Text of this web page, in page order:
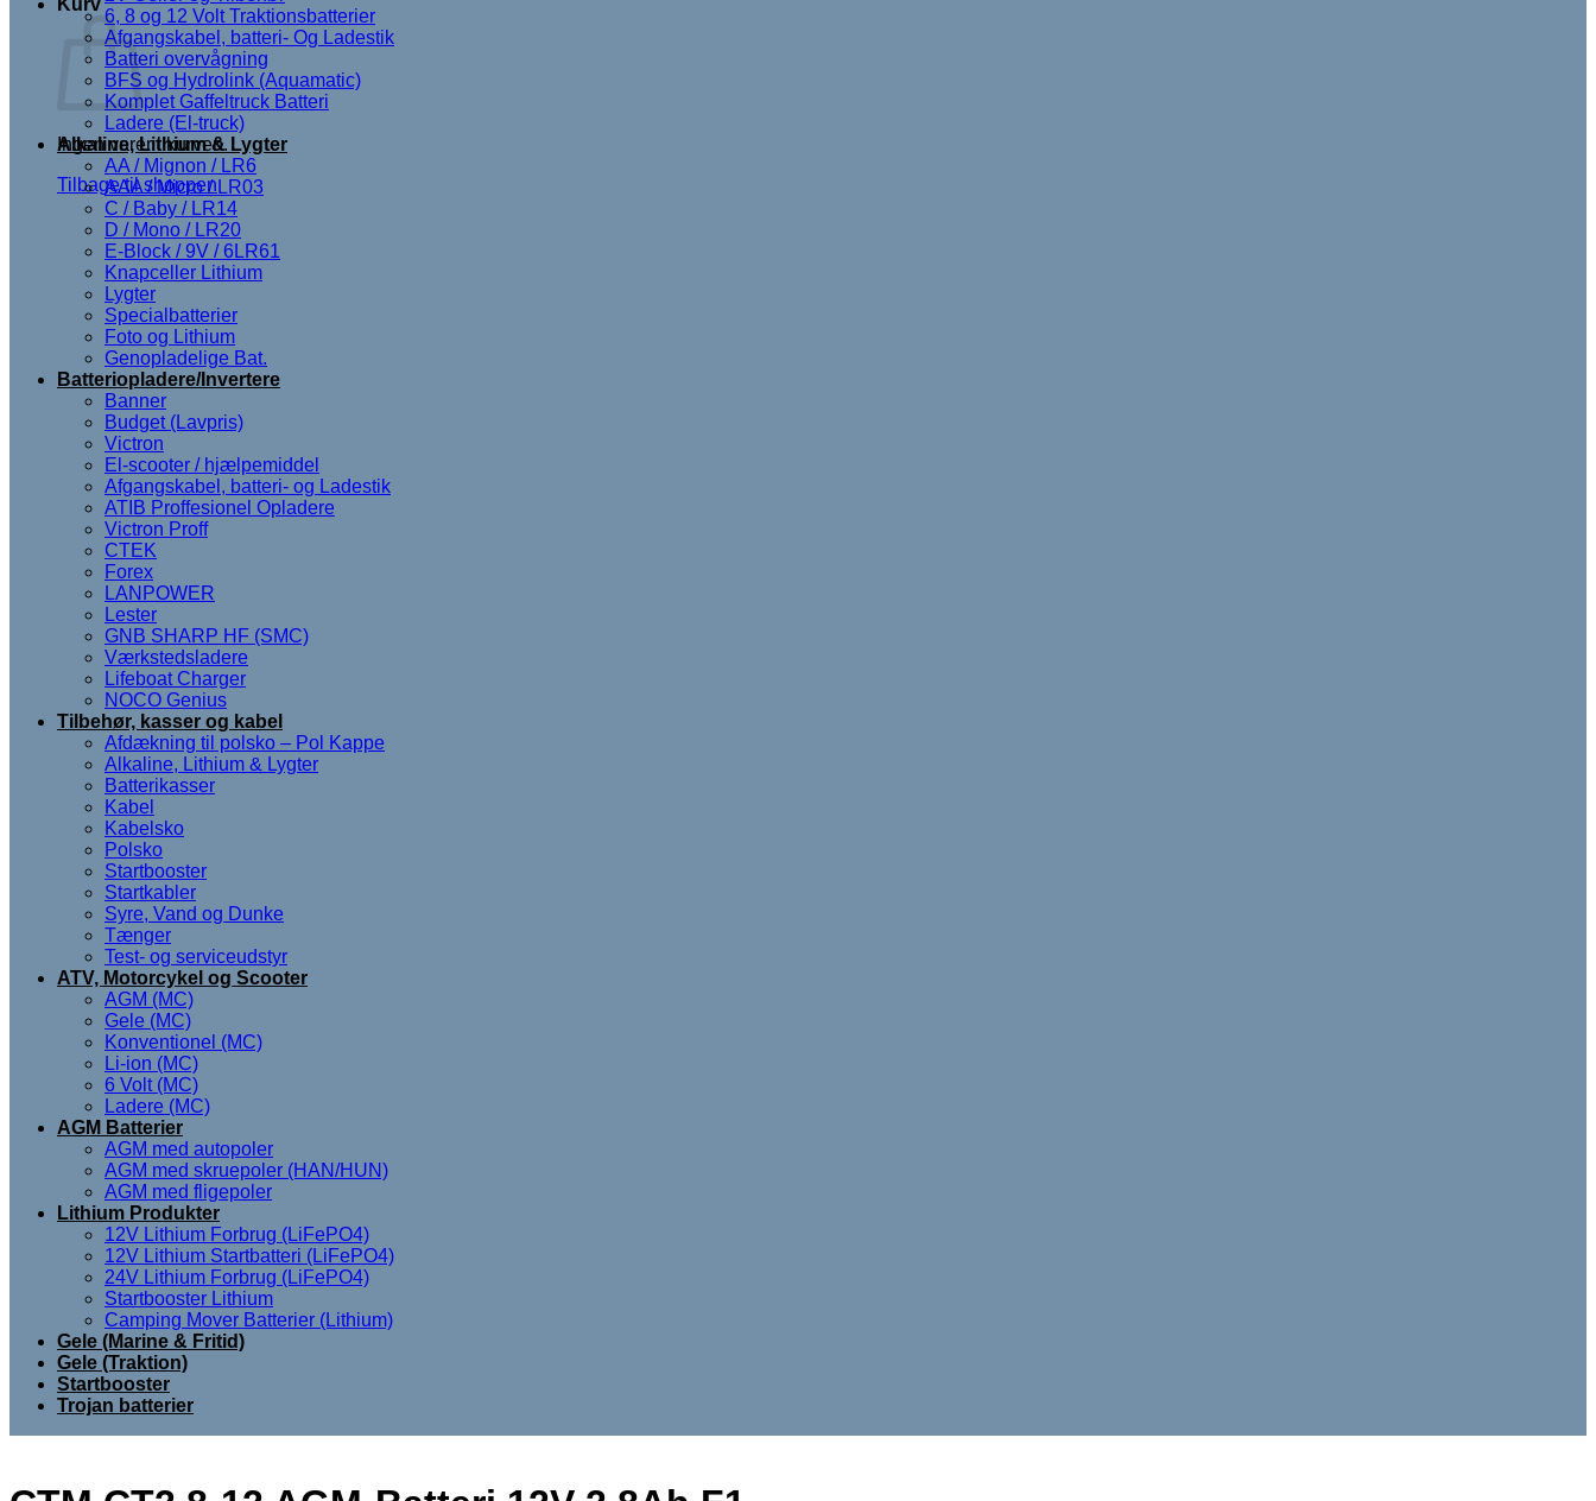
Kurv
Ingen varer i kurven.
Tilbage til shoppen
6, 8 og 12 Volt Traktionsbatterier
Afgangskabel, batteri- Og Ladestik
Batteri overvågning
BFS og Hydrolink (Aquamatic)
Komplet Gaffeltruck Batteri
Ladere (El-truck)
Alkaline, Lithium & Lygter
AA / Mignon / LR6
AAA / Micro / LR03
C / Baby / LR14
D / Mono / LR20
E-Block / 9V / 6LR61
Knapceller Lithium
Lygter
Specialbatterier
Foto og Lithium
Genopladelige Bat.
Batteriopladere/Invertere
Banner
Budget (Lavpris)
Victron
El-scooter / hjælpemiddel
Afgangskabel, batteri- og Ladestik
ATIB Proffesionel Opladere
Victron Proff
CTEK
Forex
LANPOWER
Lester
GNB SHARP HF (SMC)
Værkstedsladere
Lifeboat Charger
NOCO Genius
Tilbehør, kasser og kabel
Afdækning til polsko – Pol Kappe
Alkaline, Lithium & Lygter
Batterikasser
Kabel
Kabelsko
Polsko
Startbooster
Startkabler
Syre, Vand og Dunke
Tænger
Test- og serviceudstyr
ATV, Motorcykel og Scooter
AGM (MC)
Gele (MC)
Konventionel (MC)
Li-ion (MC)
6 Volt (MC)
Ladere (MC)
AGM Batterier
AGM med autopoler
AGM med skruepoler (HAN/HUN)
AGM med fligepoler
Lithium Produkter
12V Lithium Forbrug (LiFePO4)
12V Lithium Startbatteri (LiFePO4)
24V Lithium Forbrug (LiFePO4)
Startbooster Lithium
Camping Mover Batterier (Lithium)
Gele (Marine & Fritid)
Gele (Traktion)
Startbooster
Trojan batterier